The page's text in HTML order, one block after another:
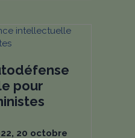
pour
20 octobre